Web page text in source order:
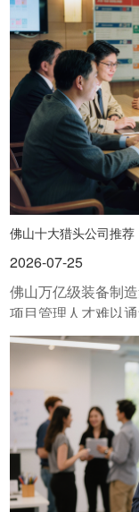
佛山十大猎头公司推
2026-07-25
佛山万亿级装备制
项目管理人才难以